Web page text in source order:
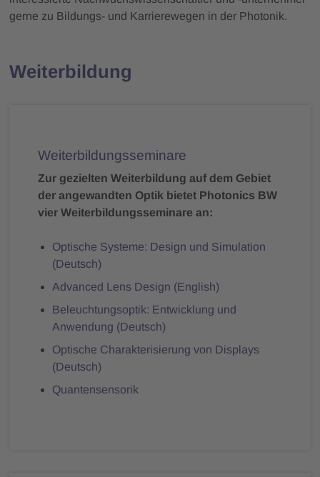
gerne zu Bildungs- und Karrierewegen in der Photonik.
Weiterbildung
Weiterbildungsseminare
Zur gezielten Weiterbildung auf dem Gebiet
der angewandten Optik bietet Photonics BW
vier Weiterbildungsseminare an:
Optische Systeme: Design und Simulation
(Deutsch)
Advanced Lens Design (English)
Beleuchtungsoptik: Entwicklung und
Anwendung (Deutsch)
Optische Charakterisierung von Displays
(Deutsch)
Quantensensorik